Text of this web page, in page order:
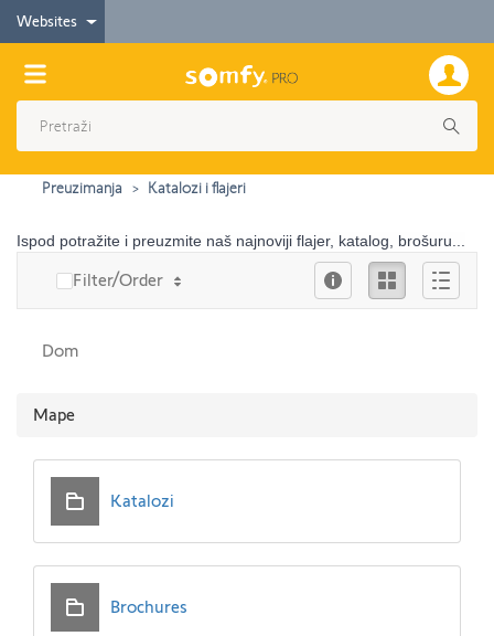
Websites
Preuzimanja Katalozi i flajeri
Ispod potražite i preuzmite naš najnoviji flajer, katalog, brošuru...
Filter/Order Ikona
Dom
Mape
Katalozi
Brochures